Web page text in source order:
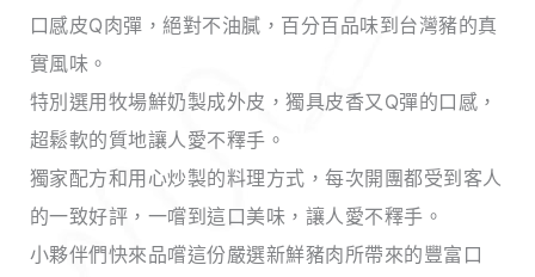
口感皮Q肉彈，絕對不油膩，百分百品味到台灣豬的真
實風味。
特別選用牧場鮮奶製成外皮，獨具皮香又Q彈的口感，
超鬆軟的質地讓人愛不釋手。
獨家配方和用心炒製的料理方式，每次開團都受到客人
的一致好評，一嚐到這口美味，讓人愛不釋手。
小夥伴們快來品嚐這份嚴選新鮮豬肉所帶來的豐富口